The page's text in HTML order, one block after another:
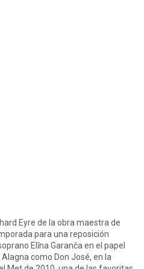
Eyre de la obra maestra de
para una reposición
Elīna Garanča en el papel
como Don José, en la